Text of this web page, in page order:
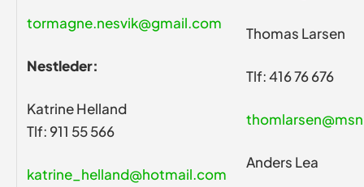
tormagne.nesvik@gmail.com
Nestleder:
Katrine Helland
Tlf: 911 55 566
katrine_helland@hotmail.com
Thomas Larsen
Tlf: 416 76 676
Anders Lea